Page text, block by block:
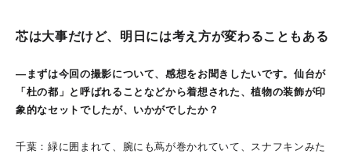
芯は大事だけど、明日には考え方が変わることもある
―まずは今回の撮影について、感想をお聞きしたいです。仙台が
「杜の都」と呼ばれることなどから着想された、植物の装飾が印
象的なセットでしたが、いかがでしたか？
千葉：緑に囲まれて、腕にも蔦が巻かれていて、スナフキンみた